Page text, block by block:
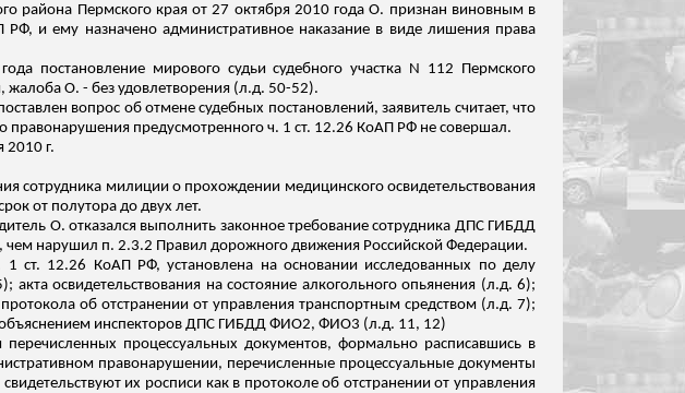
района Пермского края от 27 октября 2010 года О. признан виновным в
и ему назначено административное наказание в виде лишения права
постановление мирового судьи судебного участка N 112 Пермского
жалоба О. - без удовлетворения (л.д. 50-52).
вопрос об отмене судебных постановлений, заявитель считает, что
предусмотренного ч. 1 ст. 12.26 КоАП РФ не совершал.
2010 г.
сотрудника милиции о прохождении медицинского освидетельствования
от полутора до двух лет.
О. отказался выполнить законное требование сотрудника ДПС ГИБДД
чем нарушил п. 2.3.2 Правил дорожного движения Российской Федерации.
ст. 12.26 КоАП РФ, установлена на основании исследованных по делу
акта освидетельствования на состояние алкогольного опьянения (л.д. 6);
протокола об отстранении от управления транспортным средством (л.д. 7);
инспекторов ДПС ГИБДД ФИО2, ФИО3 (л.д. 11, 12)
процессуальных документов, формально расписавшись в
правонарушении, перечисленные процессуальные документы
их росписи как в протоколе об отстранении от управления